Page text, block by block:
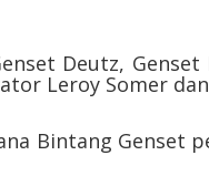
Deutz,
Leroy Somer
Bintang Genset